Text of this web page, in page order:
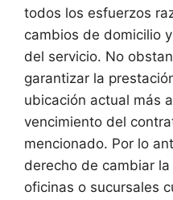
todos los esfuerzos
cambios de domicilio
del servicio. No
garantizar la
ubicación actual más
vencimiento del
mencionado. Por lo
derecho de cambiar
oficinas o sucursales